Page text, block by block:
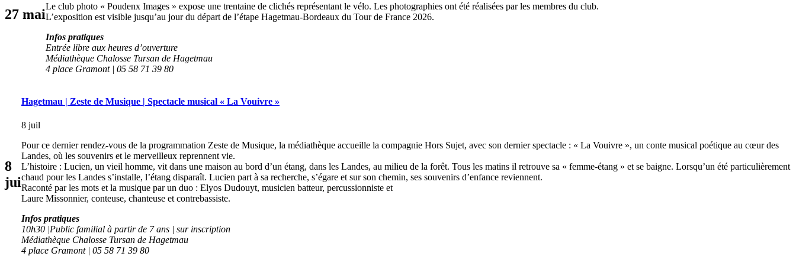
27 mai
Le club photo « Poudenx Images » expose une trentaine de clichés représentant le vélo. Les photographies ont été réalisées par les membres du club.
L’exposition est visible jusqu’au jour du départ de l’étape Hagetmau-Bordeaux du Tour de France 2026.
Infos pratiques
Entrée libre aux heures d’ouverture
Médiathèque Chalosse Tursan de Hagetmau
4 place Gramont | 05 58 71 39 80
8
jui
Hagetmau | Zeste de Musique | Spectacle musical « La Vouivre »
8 juil
Pour ce dernier rendez-vous de la programmation Zeste de Musique, la médiathèque accueille la compagnie Hors Sujet, avec son dernier spectacle : « La Vouivre », un conte musical poétique au cœur des
Landes, où les souvenirs et le merveilleux reprennent vie.
L’histoire : Lucien, un vieil homme, vit dans une maison au bord d’un étang, dans les Landes, au milieu de la forêt. Tous les matins il retrouve sa « femme-étang » et se baigne. Lorsqu’un été particulièrement
chaud pour les Landes s’installe, l’étang disparaît. Lucien part à sa recherche, s’égare et sur son chemin, ses souvenirs d’enfance reviennent.
Raconté par les mots et la musique par un duo : Elyos Dudouyt, musicien batteur, percussionniste et
Laure Missonnier, conteuse, chanteuse et contrebassiste.
Infos pratiques
10h30 |Public familial à partir de 7 ans | sur inscription
Médiathèque Chalosse Tursan de Hagetmau
4 place Gramont | 05 58 71 39 80